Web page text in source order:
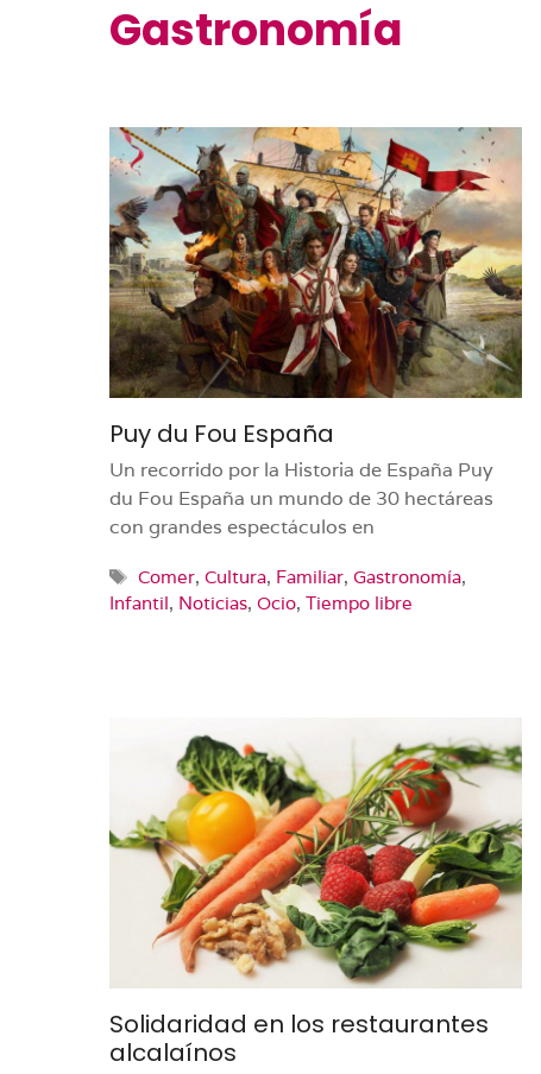
Gastronomía
Puy du Fou España
Un recorrido por la Historia de España Puy
du Fou España un mundo de 30 hectáreas
con grandes espectáculos en
Etiquetas
Comer,Cultura, Familiar,Gastronomía,
Infantil, Noticias, Ocio, Tiempo libre
Solidaridad en los restaurantes
alcalaínos